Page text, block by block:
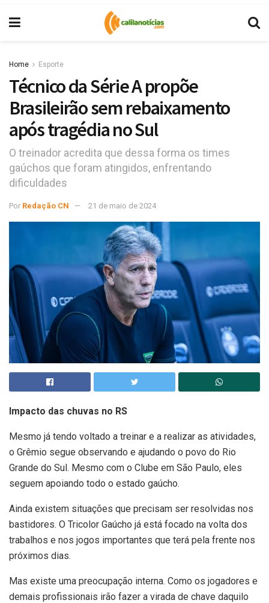
Home Esporte
Técnico da Série A propõe
Brasileirão sem rebaixamento
após tragédia no Sul
O treinador acredita que dessa forma os times
gaúchos que foram atingidos, enfrentando
dificuldades
Por Redação CN 21 de maio de 2024
Impacto das chuvas no RS
Mesmo já tendo voltado a treinar e a realizar as atividades,
o Grêmio segue observando e ajudando o povo do Rio
Grande do Sul. Mesmo com o Clube em São Paulo, eles
seguem apoiando todo o estado gaúcho.
Ainda existem situações que precisam ser resolvidas nos
bastidores. O Tricolor Gaúcho já está focado na volta dos
trabalhos e nos jogos importantes que terá pela frente nos
próximos dias.
Mas existe uma preocupação interna. Como os jogadores e
demais profissionais irão fazer a virada de chave daquilo